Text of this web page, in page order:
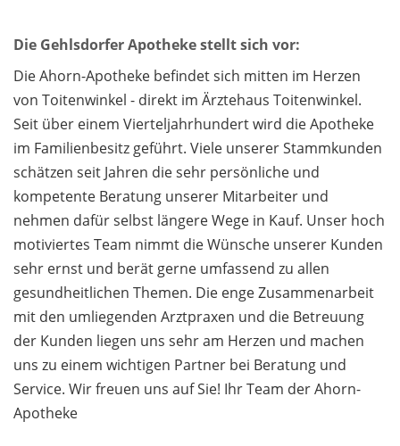
Die Gehlsdorfer Apotheke stellt sich vor:
Die Ahorn-Apotheke befindet sich mitten im Herzen
von Toitenwinkel - direkt im Ärztehaus Toitenwinkel.
Seit über einem Vierteljahrhundert wird die Apotheke
im Familienbesitz geführt. Viele unserer Stammkunden
schätzen seit Jahren die sehr persönliche und
kompetente Beratung unserer Mitarbeiter und
nehmen dafür selbst längere Wege in Kauf. Unser hoch
motiviertes Team nimmt die Wünsche unserer Kunden
sehr ernst und berät gerne umfassend zu allen
gesundheitlichen Themen. Die enge Zusammenarbeit
mit den umliegenden Arztpraxen und die Betreuung
der Kunden liegen uns sehr am Herzen und machen
uns zu einem wichtigen Partner bei Beratung und
Service. Wir freuen uns auf Sie! Ihr Team der Ahorn-
Apotheke